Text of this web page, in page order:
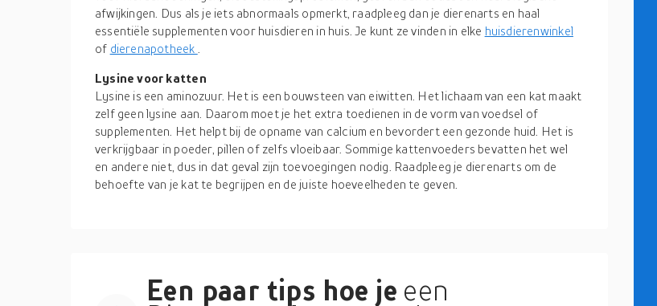
afwijkingen. Dus als je iets abnormaals opmerkt, raadpleeg dan je dierenarts en haal
essentiële supplementen voor huisdieren in huis. Je kunt ze vinden in elke huisdierenwinkel
of dierenapotheek
Lysine voor katten
Lysine is een aminozuur. Het is een bouwsteen van eiwitten. Het lichaam van een kat maakt
zelf geen lysine aan. Daarom moet je het extra toedienen in de vorm van voedsel of
supplementen. Het helpt bij de opname van calcium en bevordert een gezonde huid. Het is
verkrijgbaar in poeder, pillen of zelfs vloeibaar. Sommige kattenvoeders bevatten het wel
en andere niet, dus in dat geval zijn toevoegingen nodig. Raadpleeg je dierenarts om de
behoefte van je kat te begrijpen en de juiste hoeveelheden te geven.
Een paar tips hoe je een